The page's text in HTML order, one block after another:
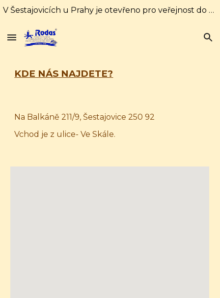
V Šestajovicích u Prahy je otevřeno pro veřejnost do 31. srpna každý den od 10:00 do 16:00 hodin. Od 1. září pouze soboty a neděle od 10:00 do 18:00
KDE NÁS NAJDETE?
Na Balkáně 211/9, Šestajovice 250 92
Vchod je z ulice- Ve Skále.